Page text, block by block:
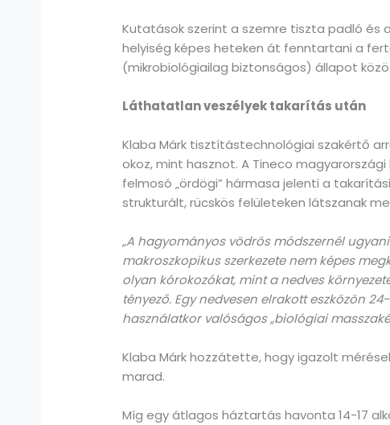
Kutatások szerint a szemre tiszta padló és
helyiség képes heteken át fenntartani a
(mikrobiológiailag biztonságos) állapot
Láthatatlan veszélyek takarítás után
Klaba Márk tisztítástechnológiai szakértő
okoz, mint hasznot. A Tineco
felmosó „ördögi” hármasa jelenti a
strukturált, rücskös felületeken látszanak
„A hagyományos vödrös módszernél
makroszkopikus szerkezete nem képes
olyan kórokozókat, mint a nedves
tényező. Egy nedvesen elrakott eszközön
használatkor valóságos „biológiai
Klaba Márk hozzátette, hogy igazolt
marad.
Míg egy átlagos háztartás havonta 14-17